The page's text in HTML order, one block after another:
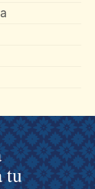
tu